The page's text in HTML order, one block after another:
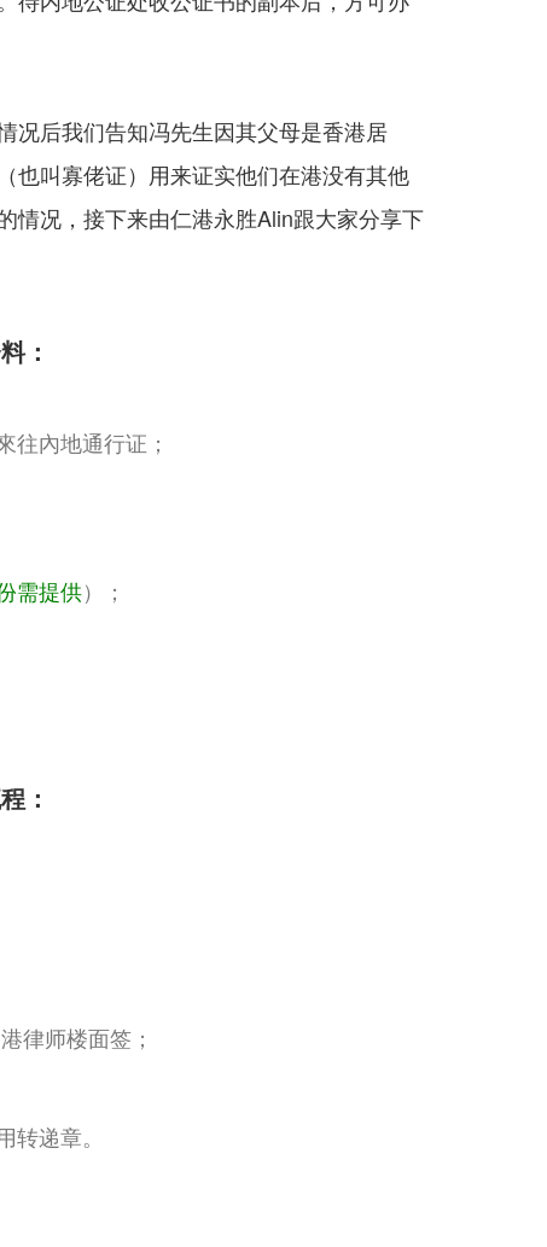
况后我们告知冯先生因其父母是香港居
也叫寡佬证）用来证实他们在港没有其他
情况，接下来由仁港永胜Alin跟大家分享下
：
往內地通行证；
需提供）；
：
律师楼面签；
递章。